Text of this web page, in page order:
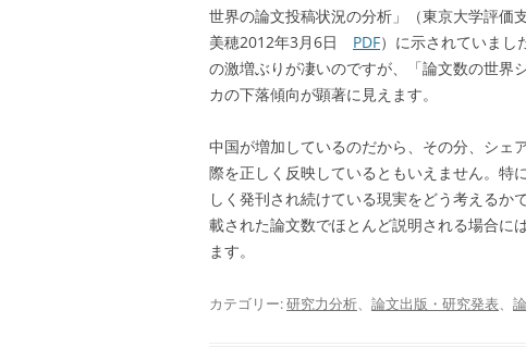
世界の論文投稿状況の分析」（東京大学評価
美穂2012年3月6日 PDF）に示されていまし
の激増ぶりが凄いのですが、「論文数の世界
カの下落傾向が顕著に見えます。
中国が増加しているのだから、その分、シェ
際を正しく反映しているともいえません。特
しく発刊され続けている現実をどう考えるか
載された論文数でほとんど説明される場合に
ます。
カテゴリー:研究力分析、 論文出版・研究発表、